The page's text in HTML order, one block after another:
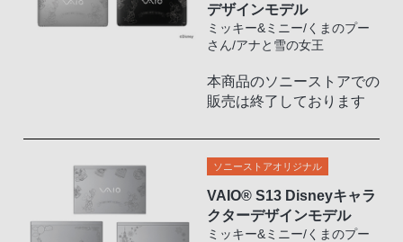
デザインモデル
ミッキー&ミニー/くまのプー
さん/アナと雪の女王
本商品のソニーストアでの
販売は終了しております
ソニーストアオリジナル
VAIO® S13 Disneyキャラ
クターデザインモデル
ミッキー&ミニー/くまのプー